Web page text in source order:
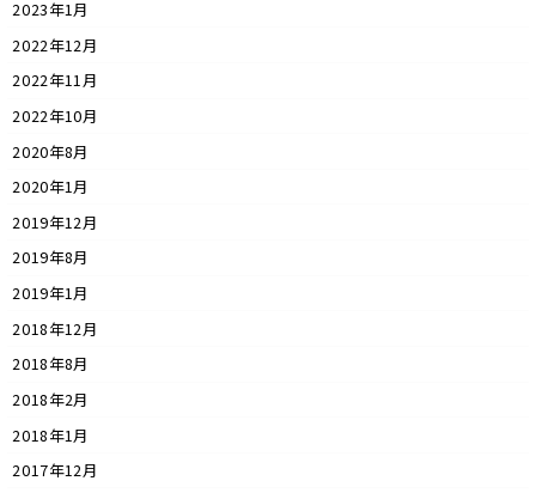
2023年1月
2022年12月
2022年11月
2022年10月
2020年8月
2020年1月
2019年12月
2019年8月
2019年1月
2018年12月
2018年8月
2018年2月
2018年1月
2017年12月